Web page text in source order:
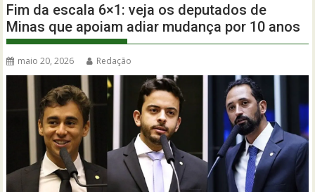
Fim da escala 6×1: veja os deputados de
Minas que apoiam adiar mudança por 10 anos
maio 20, 2026 Redação